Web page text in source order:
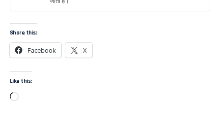
Share this:
Facebook X
Like this: